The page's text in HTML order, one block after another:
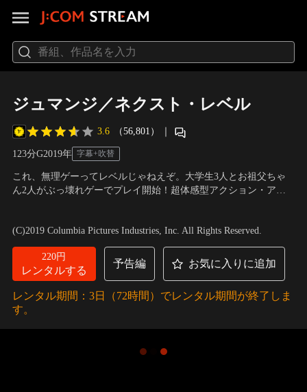
ジュマンジ／ネクスト・レベル
3.6 （56,801） ｜
123分G2019年 字幕+吹替
これ、無理ゲーってレベルじゃねえぞ。大学生3人とお祖父ちゃ
ん2人がぶっ壊れゲーでプレイ開始！超体感型アクション・アド
ず、破壊したはずのジュマンジを修理し始めるスペンサー。その
瞬間、またしてもゲームの中に吸い込まれてしまった。
ィート／監督：ジェイク・カスダン
(C)2019 Columbia Pictures Industries, Inc. All Rights Reserved.
220円
レンタルする
予告編 お気に入りに追加
レンタル期間：3日（72時間）でレンタル期間が終了しま
す。